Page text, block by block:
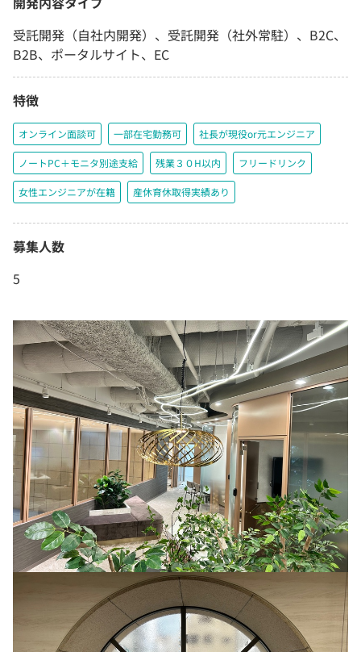
受託開発（自社内開発）、受託開発（社外常駐）、B2C、
B2B、ポータルサイト、EC
特徴
オンライン面談可 一部在宅勤務可 社長が現役or元エンジニア
ノートPC＋モニタ別途支給 残業３０H以内 フリードリンク
女性エンジニアが在籍 産休育休取得実績あり
募集人数
5